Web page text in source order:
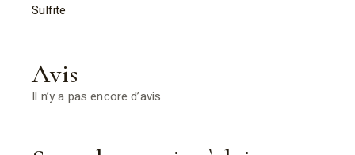
Sulfite
Avis
Il n’y a pas encore d’avis.